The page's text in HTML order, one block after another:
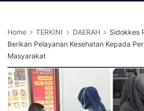
Home TERKINI DAERAH
Sidokkes
Berikan Pelayanan Kesehatan Kepada
Masyarakat